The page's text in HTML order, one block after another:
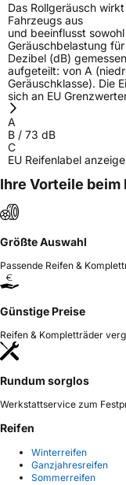
Das Rollgeräusch
Fahrzeugs aus
und beeinflusst
Geräuschbelastung
Dezibel (dB)
aufgeteilt: von A
Geräuschklasse). Die
sich an EU
A
B / 73 dB
C
EU Reifenlabel
Ihre Vorteile beim
Größte Auswahl
Passende Reifen &
Günstige Preise
Reifen & Kompletträder
Rundum sorglos
Werkstattservice zum
Reifen
Winterreifen
Ganzjahresreifen
Sommerreifen